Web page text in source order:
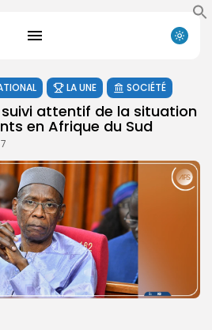
LA UNE SOCIÉTÉ
attentif de la situation
en Afrique du Sud